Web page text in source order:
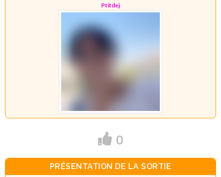
Ptitdej
0
PRÉSENTATION DE LA SORTIE